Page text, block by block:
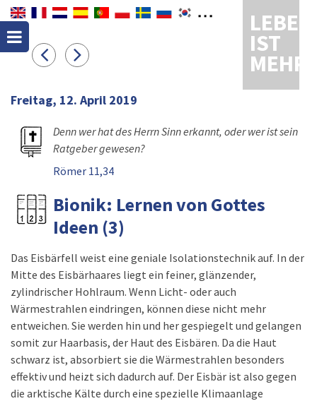
LEBEN
IST
MEHR
Freitag, 12. April 2019
Denn wer hat des Herrn Sinn erkannt, oder wer ist sein
Ratgeber gewesen?
Römer 11,34
Bionik: Lernen von Gottes
Ideen (3)
Das Eisbärfell weist eine geniale Isolationstechnik auf. In der
Mitte des Eisbärhaares liegt ein feiner, glänzender,
zylindrischer Hohlraum. Wenn Licht- oder auch
Wärmestrahlen eindringen, können diese nicht mehr
entweichen. Sie werden hin und her gespiegelt und gelangen
somit zur Haarbasis, der Haut des Eisbären. Da die Haut
schwarz ist, absorbiert sie die Wärmestrahlen besonders
effektiv und heizt sich dadurch auf. Der Eisbär ist also gegen
die arktische Kälte durch eine spezielle Klimaanlage